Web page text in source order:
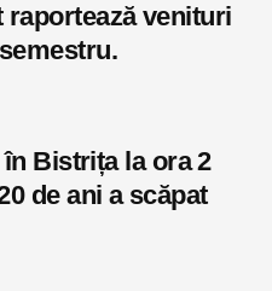
raportează venituri
Bistrița la ora 2
de ani a scăpat